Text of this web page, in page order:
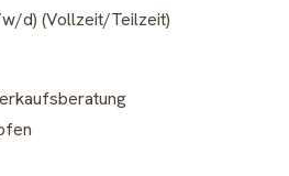
d) (Vollzeit/Teilzeit)